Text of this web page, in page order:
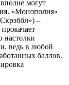
могут
«Монополия»
–
настолки
ведь в любой
баллов.